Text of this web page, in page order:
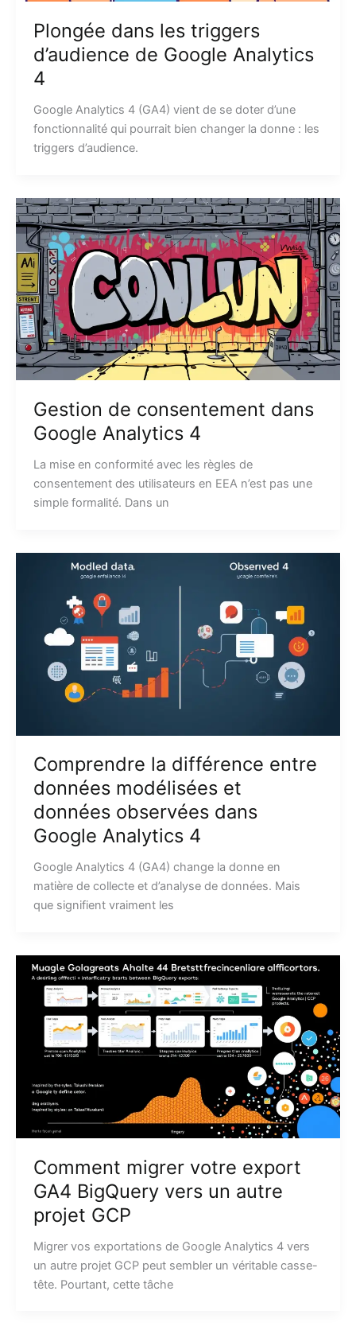
Plongée dans les triggers
d’audience de Google Analytics
4
Google Analytics 4 (GA4) vient de se doter d’une
fonctionnalité qui pourrait bien changer la donne : les
triggers d’audience.
Gestion de consentement dans
Google Analytics 4
La mise en conformité avec les règles de
consentement des utilisateurs en EEA n’est pas une
simple formalité. Dans un
Comprendre la différence entre
données modélisées et
données observées dans
Google Analytics 4
Google Analytics 4 (GA4) change la donne en
matière de collecte et d’analyse de données. Mais
que signifient vraiment les
Comment migrer votre export
GA4 BigQuery vers un autre
projet GCP
Migrer vos exportations de Google Analytics 4 vers
un autre projet GCP peut sembler un véritable casse-
tête. Pourtant, cette tâche